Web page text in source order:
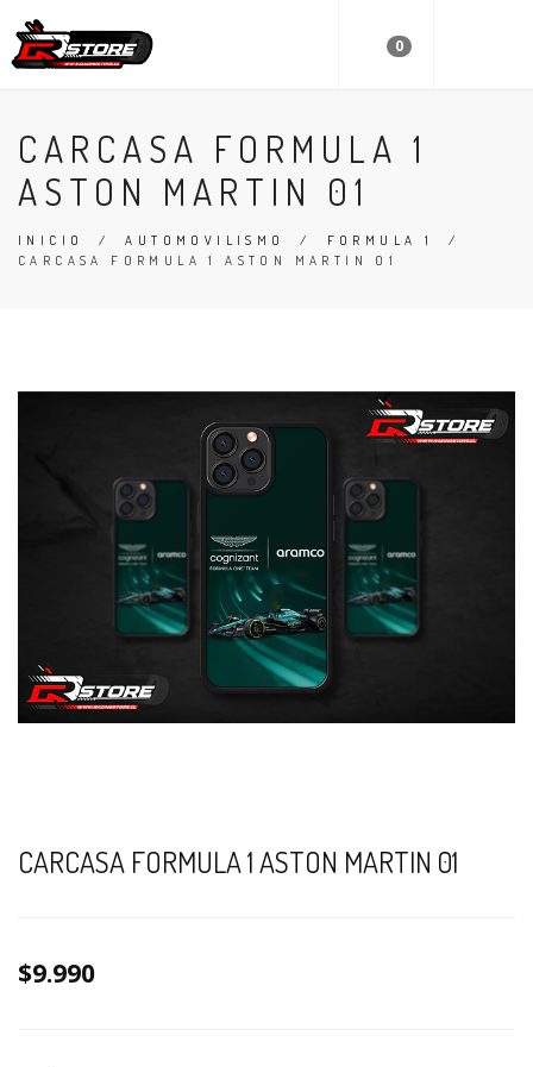
0
CARCASA FORMULA 1
ASTON MARTIN 01
INICIO /AUTOMOVILISMO / FORMULA 1
/
CARCASA FORMULA 1 ASTON MARTIN 01
CARCASA FORMULA 1 ASTON MARTIN 01
$9.990